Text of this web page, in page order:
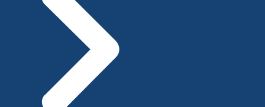
• Luister naar je regionale omroep op je radio op
batterijen. Of gebruik de autoradio. Bekijk hier het
overzicht van alle radiozenders.
• Haal de stekkers uit stopcontacten. Zo voorkom
je schade aan apparaten op het moment dat de
stroom weer terugkomt.
• Is het koud? Houd ramen en deuren gesloten,